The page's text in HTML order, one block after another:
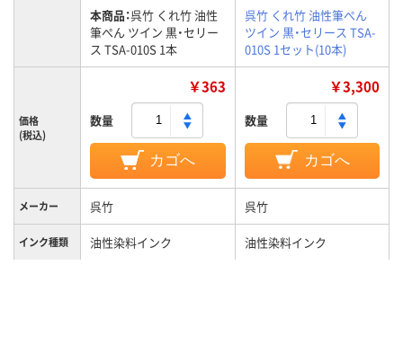
本商品：呉竹 くれ竹 油性
筆ぺん ツイン 黒・セリー
ス TSA-010S 1本
呉竹 くれ竹 油性筆ぺん
ツイン 黒・セリース TSA-
010S 1セット(10本)
価格
(税込)
￥363
数量
カゴへ
￥3,300
数量
カゴへ
メーカー 呉竹 呉竹
インク種類 油性染料インク 油性染料インク